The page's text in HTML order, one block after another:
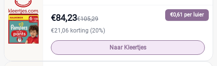
€0,61 per luier
€84,23€105,29
€21,06 korting (20%)
Naar Kleertjes